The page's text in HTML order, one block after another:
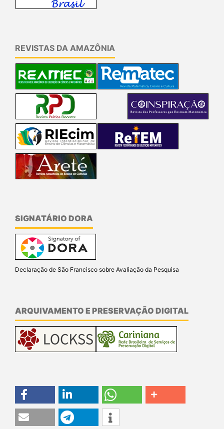
REVISTAS DA AMAZÔNIA
SIGNATÁRIO DORA
Declaração de São Francisco sobre Avaliação da Pesquisa
ARQUIVAMENTO E PRESERVAÇÃO DIGITAL